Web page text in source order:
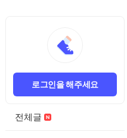
로그인을 해주세요
전체글